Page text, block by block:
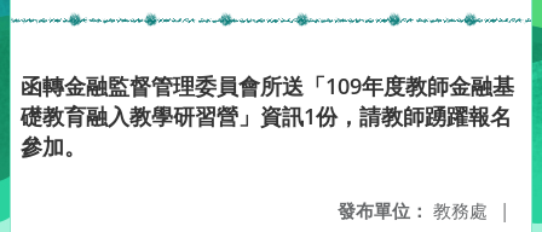
函轉金融監督管理委員會所送「109年度教師金融基
礎教育融入教學研習營」資訊1份，請教師踴躍報名
參加。
發布單位： 教務處 |